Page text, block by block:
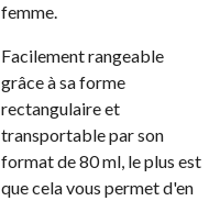
femme.
Facilement rangeable
grâce à sa forme
rectangulaire et
transportable par son
format de 80 ml, le plus est
que cela vous permet d'en